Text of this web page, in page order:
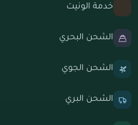
خدمة الونيت
الشحن البحري
الشحن الجوي
الشحن البري